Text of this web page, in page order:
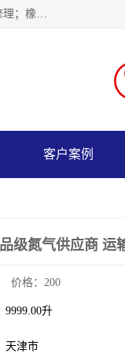
天津永腾气体销售有限公司成立于2020年，注册地位于天津市滨海新区。经营范围包括：专用化学产品销售；专用设备修理；橡胶制品销售；气体压缩机械销售；特种设备销售；仪器仪表销售；机械设备租赁；五金产品批发；食品添加剂销售等，主要供应：氧气、乙炔、氮气、氩气、氢气、氦气、液氨、液氮、一氧化碳、二氧化碳等，各种工业气体，高纯气体，食品级气体。
客户案例
级氮气供应商 运
格：200
9999.00升
天津市